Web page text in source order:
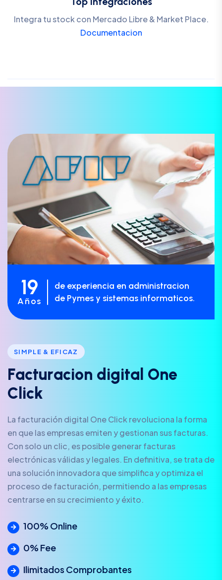
Integra tu stock con Mercado Libre & Market Place.
Documentacion
19
Años
de experiencia en administracion
de Pymes y sistemas informaticos.
SIMPLE & EFICAZ
Facturacion d igita One
C ick
La facturación digital One Click revoluciona la forma
en que las empresas emiten y gestionan sus facturas.
Con solo un clic, es posible generar facturas
electrónicas válidas y legales. En definitiva, se trata de
una solución innovadora que simplifica y optimiza el
proceso de facturación, permitiendo a las empresas
centrarse en su crecimiento y éxito.
100% Online
0% Fee
Ilimitados Comprobantes